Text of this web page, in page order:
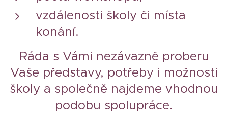
vzdálenosti školy či místa
konání.
Ráda s Vámi nezávazně proberu
Vaše představy, potřeby i možnosti
školy a společně najdeme vhodnou
podobu spolupráce.